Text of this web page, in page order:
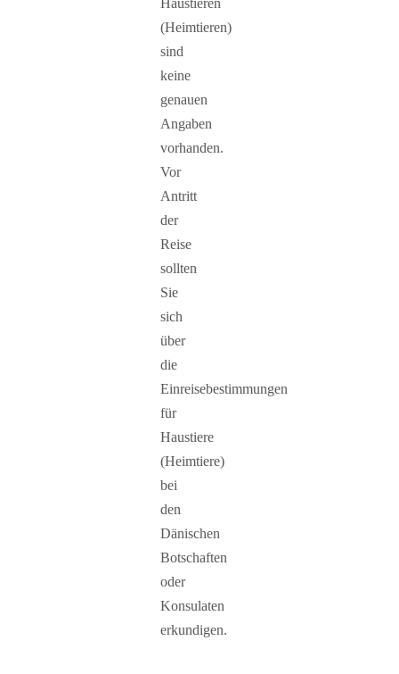
Haustieren
(Heimtieren)
sind
keine
genauen
Angaben
vorhanden.
Vor
Antritt
der
Reise
sollten
Sie
sich
über
die
Einreisebestimmungen
für
Haustiere
(Heimtiere)
bei
den
Dänischen
Botschaften
oder
Konsulaten
erkundigen.